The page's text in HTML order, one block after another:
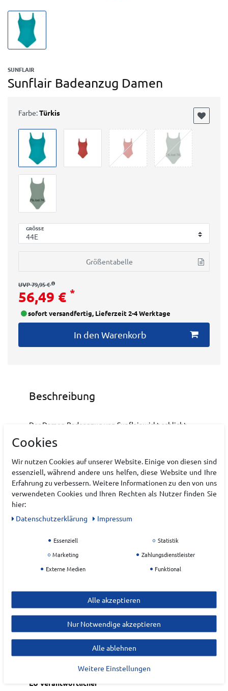
SUNFLAIR
Sunflair Badeanzug Damen
GRÖSSE
Größentabelle
Farbe:Türkis
UVP 79,95 €
56,49 € *
sofort versandfertig, Lieferzeit 2-4 Werktage
In den Warenkorb
Beschreibung
Der Damen Badeanzug von Sunflair wirkt schlicht,
verleiht dir aber einen extrem femininen Look mit
dem du in dieser Badesaison absolut im Trend bist.
Der körpernahe Schnitt betont die weiblichen
Vorzüge und bietet rutschfesten Halt. Neben einem
Rundhalsausschnitt untestreichen breite
Schulterriemen den modernen Look des Sunflair
Badeanzug. Dank des schlichten Schnitts kann der
Jeans-Shorts getragen werden. Details: •Damen
•Auch als Body im Alltag nutzbar •Breite Träger
•Rutschfester Halt
EAN:4059244715801
Materialzusammensetzung: 80% Polyamid, 20%
Elasthan
EU Verantwortlicher
Cookies
Wir nutzen Cookies auf unserer Website. Einige von diesen sind
essenziell, während andere uns helfen, diese Website und Ihre
Erfahrung zu verbessern. Weitere Informationen zu den von uns
verwendeten Cookies und Ihren Rechten als Nutzer finden Sie
hier:
Daten­schutz­erklärung
Impressum
Essenziell
Statistik
Marketing
Zahlungsdienstleister
Externe Medien
Funktional
Alle akzeptieren
Nur Notwendige akzeptieren
Alle ablehnen
Weitere Einstellungen